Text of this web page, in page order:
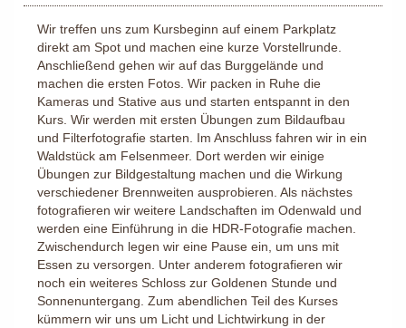
Wir treffen uns zum Kursbeginn auf einem Parkplatz
direkt am Spot und machen eine kurze Vorstellrunde.
Anschließend gehen wir auf das Burggelände und
machen die ersten Fotos. Wir packen in Ruhe die
Kameras und Stative aus und starten entspannt in den
Kurs. Wir werden mit ersten Übungen zum Bildaufbau
und Filterfotografie starten. Im Anschluss fahren wir in ein
Waldstück am Felsenmeer. Dort werden wir einige
Übungen zur Bildgestaltung machen und die Wirkung
verschiedener Brennweiten ausprobieren. Als nächstes
fotografieren wir weitere Landschaften im Odenwald und
werden eine Einführung in die HDR-Fotografie machen.
Zwischendurch legen wir eine Pause ein, um uns mit
Essen zu versorgen. Unter anderem fotografieren wir
noch ein weiteres Schloss zur Goldenen Stunde und
Sonnenuntergang. Zum abendlichen Teil des Kurses
kümmern wir uns um Licht und Lichtwirkung in der